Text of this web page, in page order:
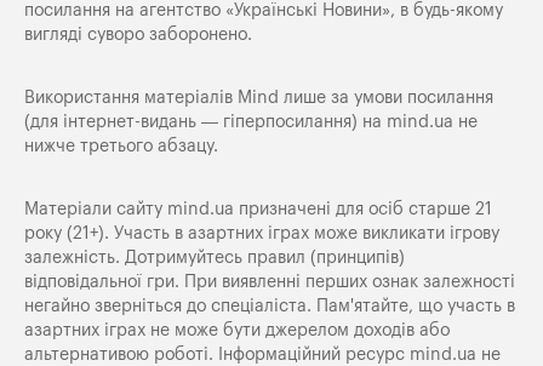
посилання на агентство «Українські Новини», в будь-якому
вигляді суворо заборонено.
Використання матеріалів Mind лише за умови посилання
(для інтернет-видань — гіперпосилання) на mind.ua не
нижче третього абзацу.
Матеріали сайту mind.ua призначені для осіб старше 21
року (21+). Участь в азартних іграх може викликати ігрову
залежність. Дотримуйтесь правил (принципів)
відповідальної гри. При виявленні перших ознак залежності
негайно зверніться до спеціаліста. Пам'ятайте, що участь в
азартних іграх не може бути джерелом доходів або
альтернативою роботі. Інформаційний ресурс mind.ua не